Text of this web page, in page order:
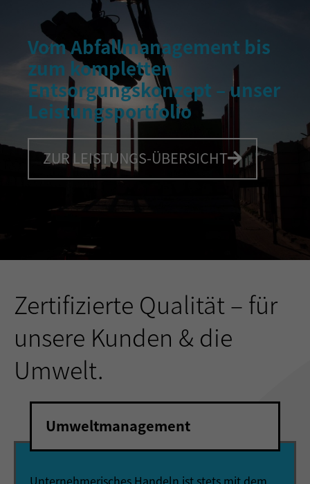
Vom Abfallmanagement bis
zum kompletten
Entsorgungskonzept – unser
Leistungsportfolio
ZUR LEISTUNGS-ÜBERSICHT
Zertifizierte Qualität – für
unsere Kunden & die
Umwelt.
Umweltmanagement
Unternehmerisches Handeln ist stets mit dem